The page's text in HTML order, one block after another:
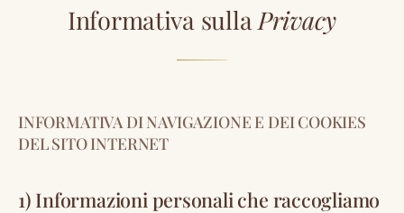
Informativa sulla Privacy
INFORMATIVA DI NAVIGAZIONE E DEI COOKIES
DEL SITO INTERNET
1) Informazioni personali che raccogliamo